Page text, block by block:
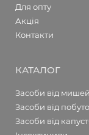
Для опту
Акція
Контакти
КАТАЛОГ
Засоби від мишей
Засоби від
Засоби від